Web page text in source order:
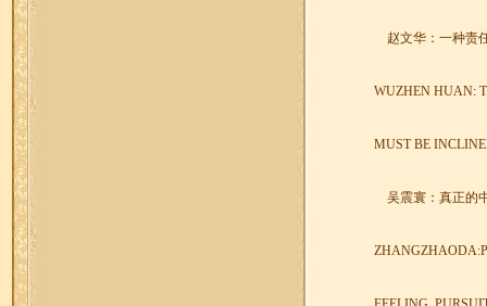
赵文华：一种责
WUZHEN HUAN:
MUST BE
吴震寰：真正的